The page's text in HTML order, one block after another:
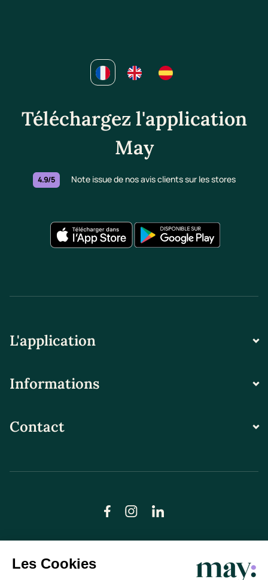
Téléchargez l'application
May
4.9/5 Note issue de nos avis clients sur les stores
L'application
Informations
Contact